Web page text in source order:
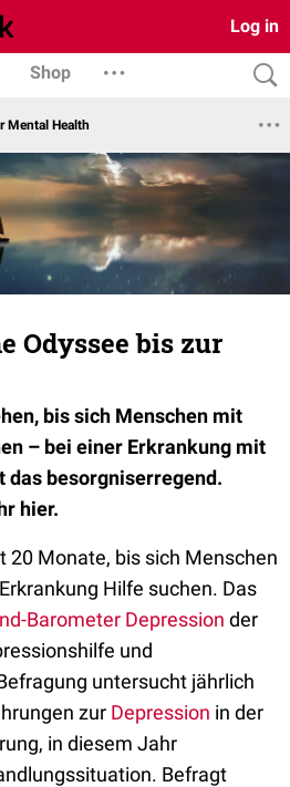
Log in
Shop
Mental Health
Odyssee bis zur
bis sich Menschen mit
– bei einer Erkrankung mit
das besorgniserregend.
hier.
20 Monate, bis sich Menschen
Hilfe suchen. Das
Barometer Depression der
und
untersucht jährlich
zur Depression in der
in diesem Jahr
Befragt